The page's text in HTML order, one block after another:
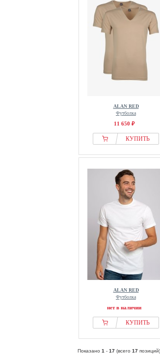
ALAN RED
Футболка
11 650 ₽
КУПИТЬ
ALAN RED
Футболка
нет в наличии
КУПИТЬ
Показано 1 - 17 (всего 17 позиций)